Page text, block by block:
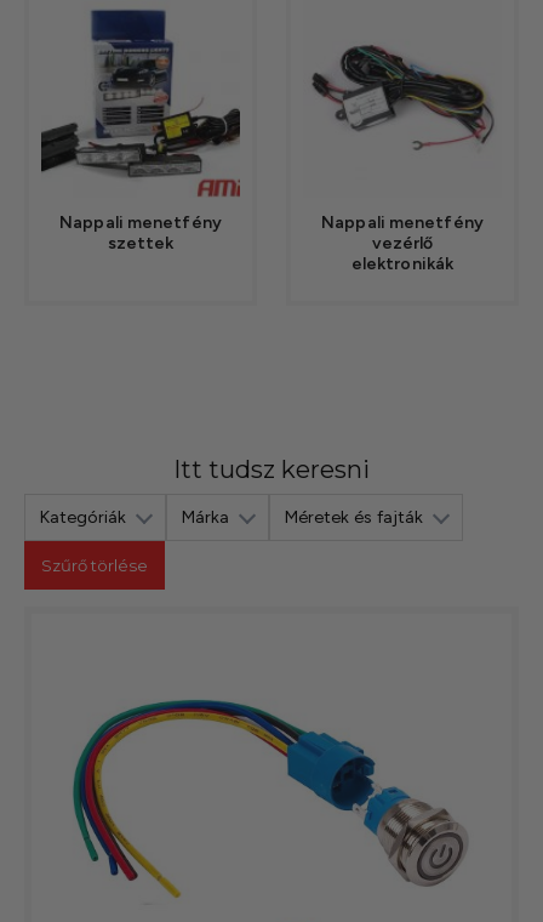
Nappali menetfény
szettek
Nappali menetfény
vezérlő
elektronikák
Itt tudsz keresni
Kategóriák Márka Méretek és fajták
Szűrő törlése